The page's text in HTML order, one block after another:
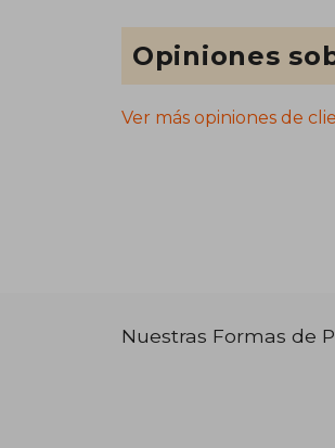
Opiniones
Ver más opiniones de
Nuestras Formas de